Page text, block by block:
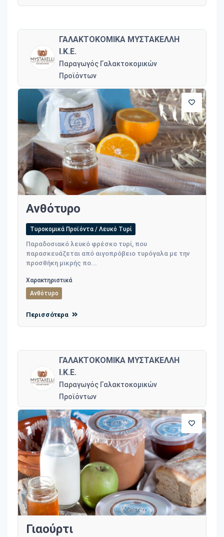
ΓΑΛΑΚΤΟΚΟΜΙΚΑ ΜΥΣΤΑΚΕΛΛΗ
Ι.Κ.Ε.
Παραγωγός Γαλακτοκομικών
Προϊόντων
Ανθότυρο
Τυροκομικά Προϊόντα / Λευκό Τυρί
Παραδοσιακό λευκό φρέσκο τυρί, που
παρασκευάζεται από αιγοπρόβειο τυρόγαλα με την
προσθήκη μικρής πο...
Χαρακτηριστικά
Ανθότυρο
Περισσότερα
ΓΑΛΑΚΤΟΚΟΜΙΚΑ ΜΥΣΤΑΚΕΛΛΗ
Ι.Κ.Ε.
Παραγωγός Γαλακτοκομικών
Προϊόντων
Γιαούρτι